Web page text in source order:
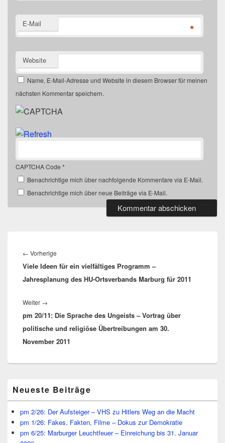
E-Mail *
Website
Name, E-Mail-Adresse und Website in diesem Browser für meinen
nächsten Kommentar speichern.
CAPTCHA Code *
Benachrichtige mich über nachfolgende Kommentare via E-Mail.
Benachrichtige mich über neue Beiträge via E-Mail.
← Vorherige
Beitrag:
Viele Ideen für ein vielfältiges Programm –
Jahresplanung des HU-Ortsverbands Marburg für 2011
Weiter →
Beitrag:
pm 20/11: Die Sprache des Ungeists – Vortrag über
politische und religiöse Übertreibungen am 30.
November 2011
Seitenleisten
Widget-
Bereich
Neueste Beiträge
pm 2/26: Der Aufsteiger – VHS zu Hitlers Weg an die Macht
pm 1/26: Fakes, Fakten, Filme – Dokus zur Demokratie
pm 6/25: Marburger Leuchtfeuer – Einreichung bis 31. Januar